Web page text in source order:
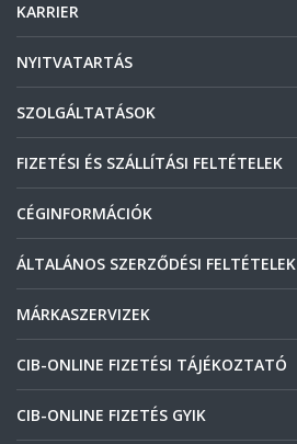
KARRIER
NYITVATARTÁS
SZOLGÁLTATÁSOK
FIZETÉSI ÉS SZÁLLÍTÁSI FELTÉTELEK
CÉGINFORMÁCIÓK
ÁLTALÁNOS SZERZŐDÉSI FELTÉTELEK
MÁRKASZERVIZEK
CIB-ONLINE FIZETÉSI TÁJÉKOZTATÓ
CIB-ONLINE FIZETÉS GYIK